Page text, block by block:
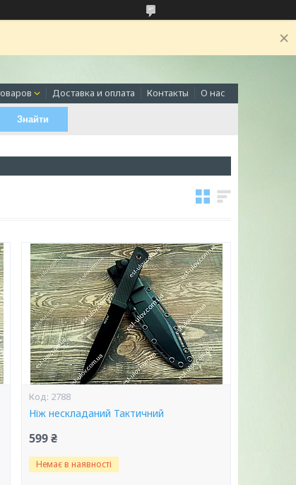
Доставка и оплата Контакты О нас
Знайти
2788
Ніж нескладаний Тактичний
599 ₴
Немає в наявності